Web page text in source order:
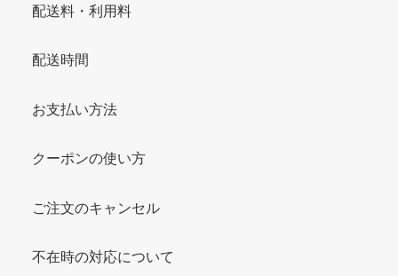
配送料・利用料
配送時間
お支払い方法
クーポンの使い方
ご注文のキャンセル
不在時の対応について